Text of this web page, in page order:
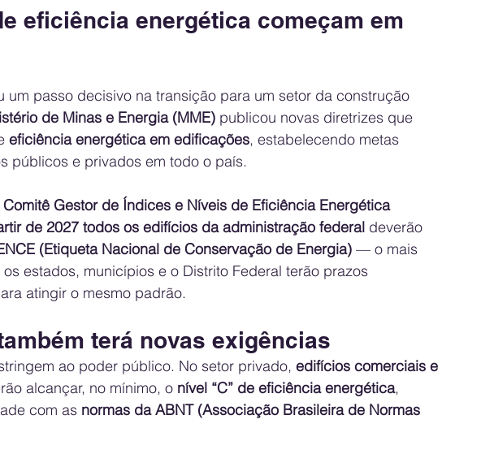
eficiência energética começam em
um passo decisivo na transição para um setor da construção
de Minas e Energia (MME) publicou novas diretrizes que
eficiência energética em edificações, estabelecendo metas
públicos e privados em todo o país.
Comitê Gestor de Índices e Níveis de Eficiência Energética
de 2027 todos os edifícios da administração federal deverão
(Etiqueta Nacional de Conservação de Energia) — o mais
estados, municípios e o Distrito Federal terão prazos
atingir o mesmo padrão.
terá novas exigências
ao poder público. No setor privado, edifícios comerciais e
alcançar, no mínimo, o nível “C” de eficiência energética,
com as normas da ABNT (Associação Brasileira de Normas